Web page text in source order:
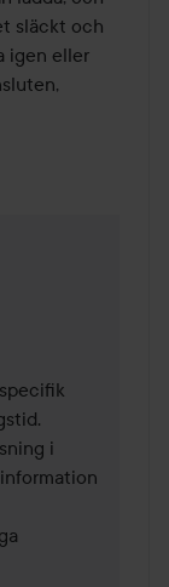
släckt och
igen eller
Lyko.lades 1 år
i